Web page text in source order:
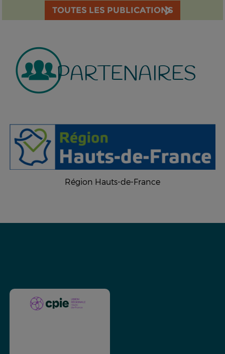
TOUTES LES PUBLICATIONS
PARTENAIRES
Région Hauts-de-France